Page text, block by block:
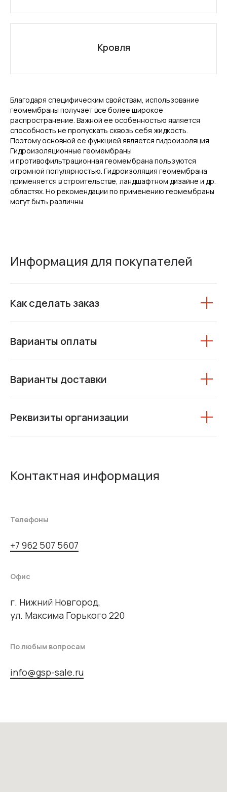
Кровля
Благодаря специфическим свойствам, использование
геомембраны получает все более широкое
распространение. Важной ее особенностью является
способность не пропускать сквозь себя жидкость.
Поэтому основной ее функцией является гидроизоляция.
Гидроизоляционные геомембраны
и противофильтрационная геомембрана пользуются
огромной популярностью. Гидроизоляция геомембрана
применяется в строительстве, ландшафтном дизайне и др.
областях. Но рекомендации по применению геомембраны
могут быть различны.
Информация для покупателей
Как сделать заказ
Варианты оплаты
Варианты доставки
Реквизиты организации
Контактная информация
Телефоны
+7 962 507 5607
Офис
г. Нижний Новгород,
ул. Максима Горького 220
По любым вопросам
info@gsp-sale.ru